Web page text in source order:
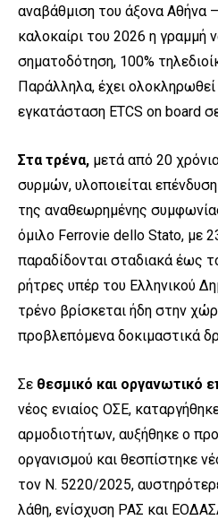
αναβάθμιση του άξονα Αθήνα
καλοκαίρι του 2026 η γραμμή
σηματοδότηση, 100%
Παράλληλα, έχει ολοκληρωθεί
εγκατάσταση ETCS on board
Στα τρένα, μετά από 20
συρμών, υλοποιείται
της αναθεωρημένης
όμιλο Ferrovie dello Stato, με
παραδίδονται σταδιακά έως
ρήτρες υπέρ του Ελληνικού
τρένο βρίσκεται ήδη στην
προβλεπόμενα δοκιμαστικά
Σε θεσμικό και οργανωτικό
νέος ενιαίος ΟΣΕ,
αρμοδιοτήτων, αυξήθηκε ο
οργανισμού και θεσπίστηκε
τον Ν. 5220/2025,
λάθη, ενίσχυση ΡΑΣ και